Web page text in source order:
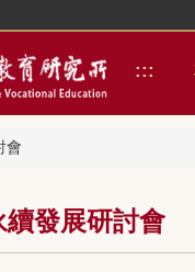
:::
會
發展研討會